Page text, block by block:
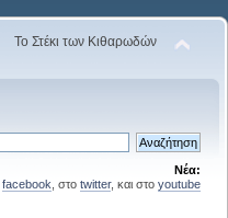
Το Στέκι των Κιθαρωδών
Νέα:
facebook , στο twitter, και στο youtube